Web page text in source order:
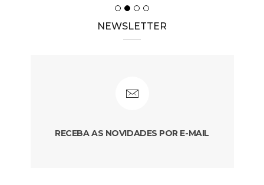
NEWSLETTER
RECEBA AS NOVIDADES POR E-MAIL